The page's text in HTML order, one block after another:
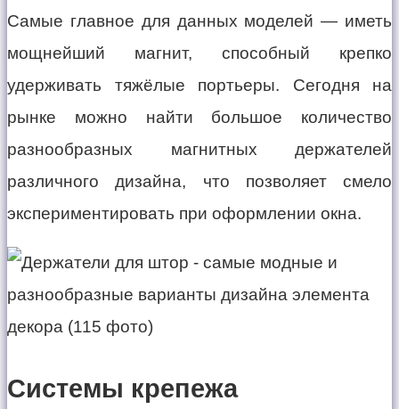
Самые главное для данных моделей — иметь
мощнейший магнит, способный крепко
удерживать тяжёлые портьеры. Сегодня на
рынке можно найти большое количество
разнообразных магнитных держателей
различного дизайна, что позволяет смело
экспериментировать при оформлении окна.
Системы крепежа